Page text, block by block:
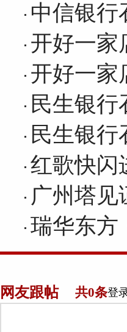
中信银行
开好一家
开好一家
民生银行
民生银行
红歌快
广州塔见
瑞华东方